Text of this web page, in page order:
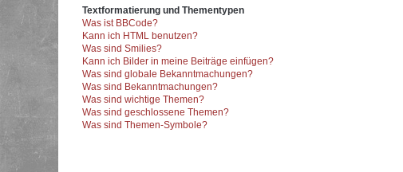
Textformatierung und Thementypen
Was ist BBCode?
Kann ich HTML benutzen?
Was sind Smilies?
Kann ich Bilder in meine Beiträge einfügen?
Was sind globale Bekanntmachungen?
Was sind Bekanntmachungen?
Was sind wichtige Themen?
Was sind geschlossene Themen?
Was sind Themen-Symbole?